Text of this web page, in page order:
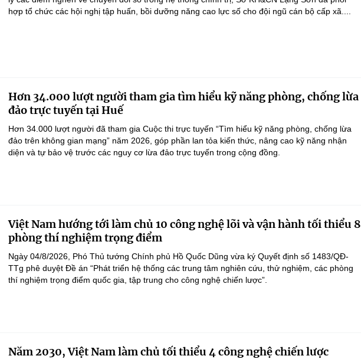
hợp tổ chức các hội nghị tập huấn, bồi dưỡng năng cao lực số cho đội ngũ cán bộ cấp xã....
Hơn 34.000 lượt người tham gia tìm hiểu kỹ năng phòng, chống lừa
đảo trực tuyến tại Huế
Hơn 34.000 lượt người đã tham gia Cuộc thi trực tuyến “Tìm hiểu kỹ năng phòng, chống lừa
đảo trên không gian mạng” năm 2026, góp phần lan tỏa kiến thức, nâng cao kỹ năng nhận
diện và tự bảo vệ trước các nguy cơ lừa đảo trực tuyến trong cộng đồng.
Việt Nam hướng tới làm chủ 10 công nghệ lõi và vận hành tối thiểu 8
phòng thí nghiệm trọng điểm
Ngày 04/8/2026, Phó Thủ tướng Chính phủ Hồ Quốc Dũng vừa ký Quyết định số 1483/QĐ-
TTg phê duyệt Đề án “Phát triển hệ thống các trung tâm nghiên cứu, thử nghiệm, các phòng
thí nghiệm trọng điểm quốc gia, tập trung cho công nghệ chiến lược”.
Năm 2030, Việt Nam làm chủ tối thiểu 4 công nghệ chiến lược